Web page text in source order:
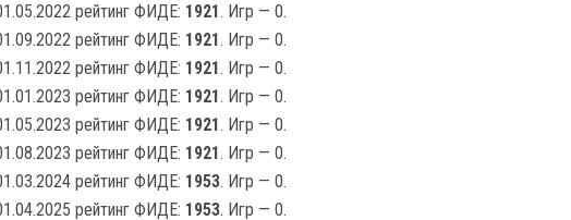
рейтинг ФИДЕ: 1921. Игр — 0.
рейтинг ФИДЕ: 1921. Игр — 0.
рейтинг ФИДЕ: 1921. Игр — 0.
рейтинг ФИДЕ: 1921. Игр — 0.
рейтинг ФИДЕ: 1921. Игр — 0.
рейтинг ФИДЕ: 1921. Игр — 0.
рейтинг ФИДЕ: 1953. Игр — 0.
рейтинг ФИДЕ: 1953. Игр — 0.